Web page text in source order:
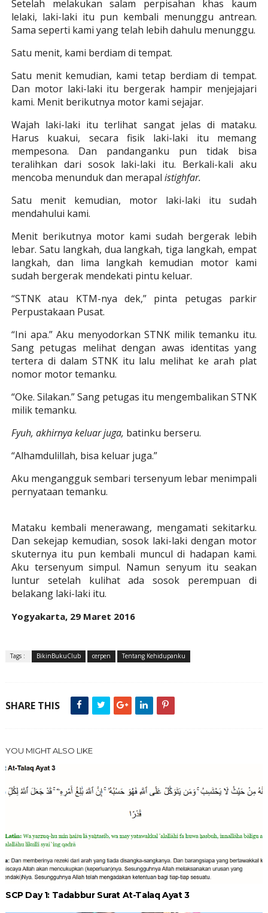
Setelah melakukan salam perpisahan khas kaum
lelaki, laki-laki itu pun kembali menunggu antrean.
Sama seperti kami yang telah lebih dahulu menunggu.
Satu menit, kami berdiam di tempat.
Satu menit kemudian, kami tetap berdiam di tempat.
Dan motor laki-laki itu bergerak hampir menjejajari
kami. Menit berikutnya motor kami sejajar.
Wajah laki-laki itu terlihat sangat jelas di mataku.
Harus kuakui, secara fisik laki-laki itu memang
mempesona. Dan pandanganku pun tidak bisa
teralihkan dari sosok laki-laki itu. Berkali-kali aku
mencoba menunduk dan merapal istighfar.
Satu menit kemudian, motor laki-laki itu sudah
mendahului kami.
Menit berikutnya motor kami sudah bergerak lebih
lebar. Satu langkah, dua langkah, tiga langkah, empat
langkah, dan lima langkah kemudian motor kami
sudah bergerak mendekati pintu keluar.
“STNK atau KTM-nya dek,” pinta petugas parkir
Perpustakaan Pusat.
“Ini apa.” Aku menyodorkan STNK milik temanku itu.
Sang petugas melihat dengan awas identitas yang
tertera di dalam STNK itu lalu melihat ke arah plat
nomor motor temanku.
“Oke. Silakan.” Sang petugas itu mengembalikan STNK
milik temanku.
Fyuh, akhirnya keluar juga, batinku berseru.
“Alhamdulillah, bisa keluar juga.”
Aku mengangguk sembari tersenyum lebar menimpali
pernyataan temanku.
Mataku kembali menerawang, mengamati sekitarku.
Dan sekejap kemudian, sosok laki-laki dengan motor
skuternya itu pun kembali muncul di hadapan kami.
Aku tersenyum simpul. Namun senyum itu seakan
luntur setelah kulihat ada sosok perempuan di
belakang laki-laki itu.
Yogyakarta, 29 Maret 2016
Tags : BikinBukuClub cerpen Tentang Kehidupanku
SHARE THIS
YOU MIGHT ALSO LIKE
SCP Day 1: Tadabbur Surat At-Talaq Ayat 3